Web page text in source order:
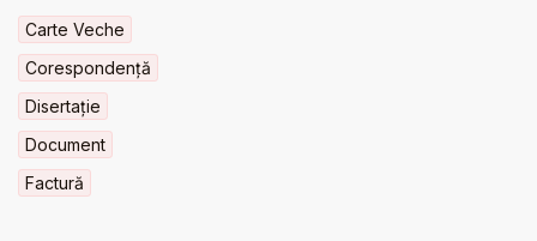
Carte Veche
Corespondență
Disertație
Document
Factură